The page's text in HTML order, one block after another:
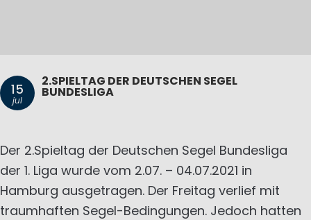
15
jul
2.SPIELTAG DER DEUTSCHEN SEGEL
BUNDESLIGA
Der 2.Spieltag der Deutschen Segel Bundesliga
der 1. Liga wurde vom 2.07. – 04.07.2021 in
Hamburg ausgetragen. Der Freitag verlief mit
traumhaften Segel-Bedingungen. Jedoch hatten